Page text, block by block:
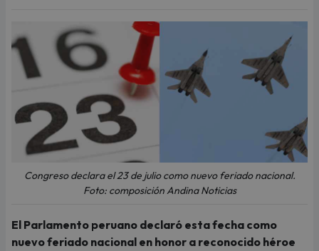
Congreso declara el 23 de julio como nuevo feriado nacional.
Foto: composición Andina Noticias
El Parlamento peruano declaró esta fecha como
nuevo feriado nacional en honor a reconocido héroe